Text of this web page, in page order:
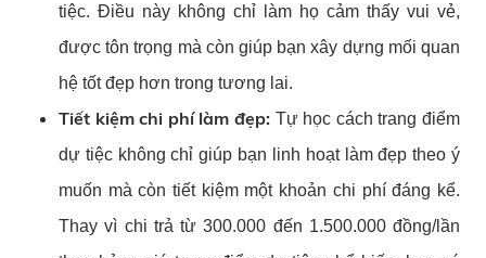
tiệc. Điều này không chỉ làm họ cảm thấy vui vẻ,
được tôn trọng mà còn giúp bạn xây dựng mối quan
hệ tốt đẹp hơn trong tương lai.
Tiết kiệm chi phí làm đẹp: Tự học cách trang điểm
dự tiệc không chỉ giúp bạn linh hoạt làm đẹp theo ý
muốn mà còn tiết kiệm một khoản chi phí đáng kể.
Thay vì chi trả từ 300.000 đến 1.500.000 đồng/lần